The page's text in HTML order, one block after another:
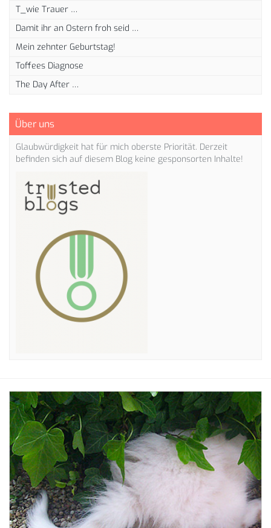
T_wie Trauer …
Damit ihr an Ostern froh seid …
Mein zehnter Geburtstag!
Toffees Diagnose
The Day After …
Über uns
Glaubwürdigkeit hat für mich oberste Priorität. Derzeit
befinden sich auf diesem Blog keine gesponsorten Inhalte!